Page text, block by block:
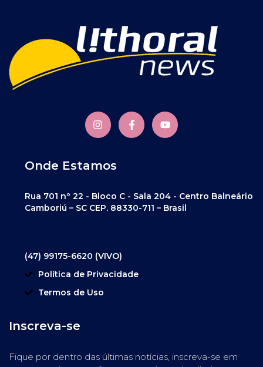
Onde Estamos
Rua 701 nº 22 - Bloco C - Sala 204 - Centro Balneário
Camboriú – SC CEP. 88330-711 – Brasil
(47) 99175-6620 (VIVO)
Política de Privacidade
Termos de Uso
Inscreva-se
Fique por dentro das últimas notícias, inscreva-se em